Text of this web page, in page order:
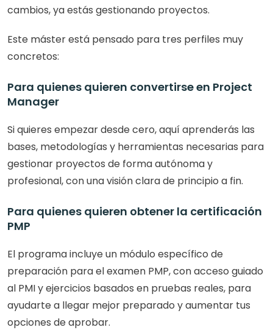
cambios, ya estás gestionando proyectos.
Este máster está pensado para tres perfiles muy
concretos:
Para quienes quieren convertirse en Project
Manager
Si quieres empezar desde cero, aquí aprenderás las
bases, metodologías y herramientas necesarias para
gestionar proyectos de forma autónoma y
profesional, con una visión clara de principio a fin.
Para quienes quieren obtener la certificación
PMP
El programa incluye un módulo específico de
preparación para el examen PMP, con acceso guiado
al PMI y ejercicios basados en pruebas reales, para
ayudarte a llegar mejor preparado y aumentar tus
opciones de aprobar.